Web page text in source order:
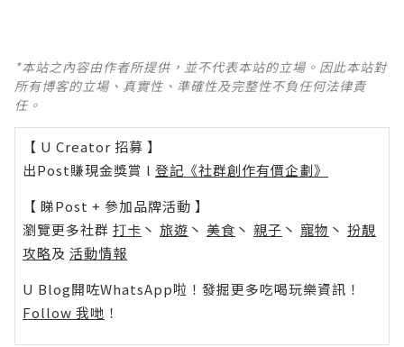
*本站之內容由作者所提供，並不代表本站的立場。因此本站對
所有博客的立場、真實性、準確性及完整性不負任何法律責
任。
【 U Creator 招募 】
出Post賺現金獎賞 l 登記《社群創作有價企劃》
【 睇Post + 參加品牌活動 】
瀏覽更多社群 打卡 丶 旅遊 丶 美食 丶 親子 丶 寵物 丶 扮靚
攻略及 活動情報
U Blog開咗WhatsApp啦！發掘更多吃喝玩樂資訊！
Follow 我哋 ！